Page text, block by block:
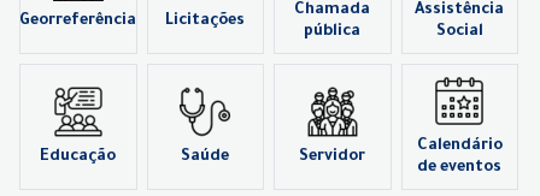
Georreferência Licitações
Chamada
pública
Assistência
Social
Educação Saúde Servidor
Calendário
de eventos